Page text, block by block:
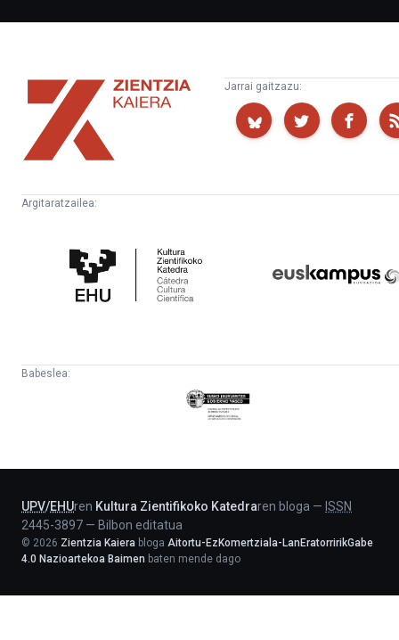
Zientzia
Kaiera
Jarrai gaitzazu:
Argitaratzailea:
Zientifikoko
Katedra
Babeslea:
Eusko
Jaurlaritza
UPV/EHUren Kultura Zientifikoko Katedraren bloga — ISSN
2445-3897 — Bilbon editatua
© 2026 Zientzia Kaiera bloga Aitortu-EzKomertziala-LanEratorririkGabe
4.0 Nazioartekoa Baimen baten mende dago